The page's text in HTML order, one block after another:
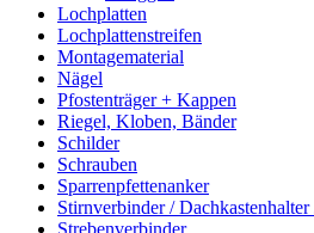
Lochplatten
Lochplattenstreifen
Montagematerial
Nägel
Pfostenträger + Kappen
Riegel, Kloben, Bänder
Schilder
Schrauben
Sparrenpfettenanker
Stirnverbinder /
Strebenverbinder